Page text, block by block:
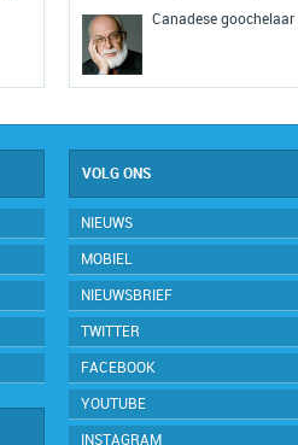
Canadese goochelaar
VOLG ONS
NIEUWS
MOBIEL
NIEUWSBRIEF
TWITTER
FACEBOOK
YOUTUBE
INSTAGRAM